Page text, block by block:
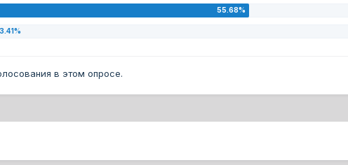
в этом опросе.